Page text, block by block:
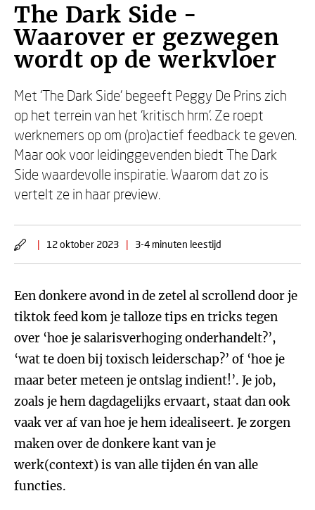
The Dark Side -
Waarover er gezwegen
wordt op de werkvloer
Met ‘The Dark Side’ begeeft Peggy De Prins zich
op het terrein van het ‘kritisch hrm’. Ze roept
werknemers op om (pro)actief feedback te geven.
Maar ook voor leidinggevenden biedt The Dark
Side waardevolle inspiratie. Waarom dat zo is
vertelt ze in haar preview.
| 12 oktober 2023 | 3-4 minuten leestijd
Een donkere avond in de zetel al scrollend door je
tiktok feed kom je talloze tips en tricks tegen
over ‘hoe je salarisverhoging onderhandelt?’,
‘wat te doen bij toxisch leiderschap?’ of ‘hoe je
maar beter meteen je ontslag indient!’. Je job,
zoals je hem dagdagelijks ervaart, staat dan ook
vaak ver af van hoe je hem idealiseert. Je zorgen
maken over de donkere kant van je
werk(context) is van alle tijden én van alle
functies.